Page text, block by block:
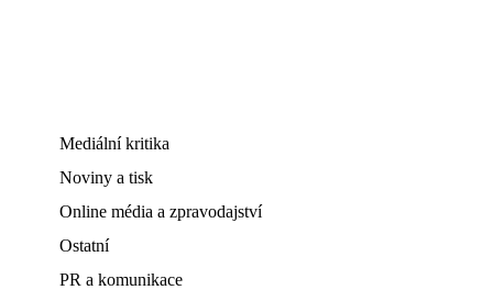
Mediální kritika
Noviny a tisk
Online média a zpravodajství
Ostatní
PR a komunikace